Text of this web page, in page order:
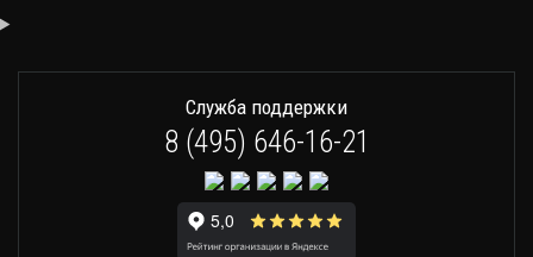
Служба поддержки
8 (495) 646-16-21